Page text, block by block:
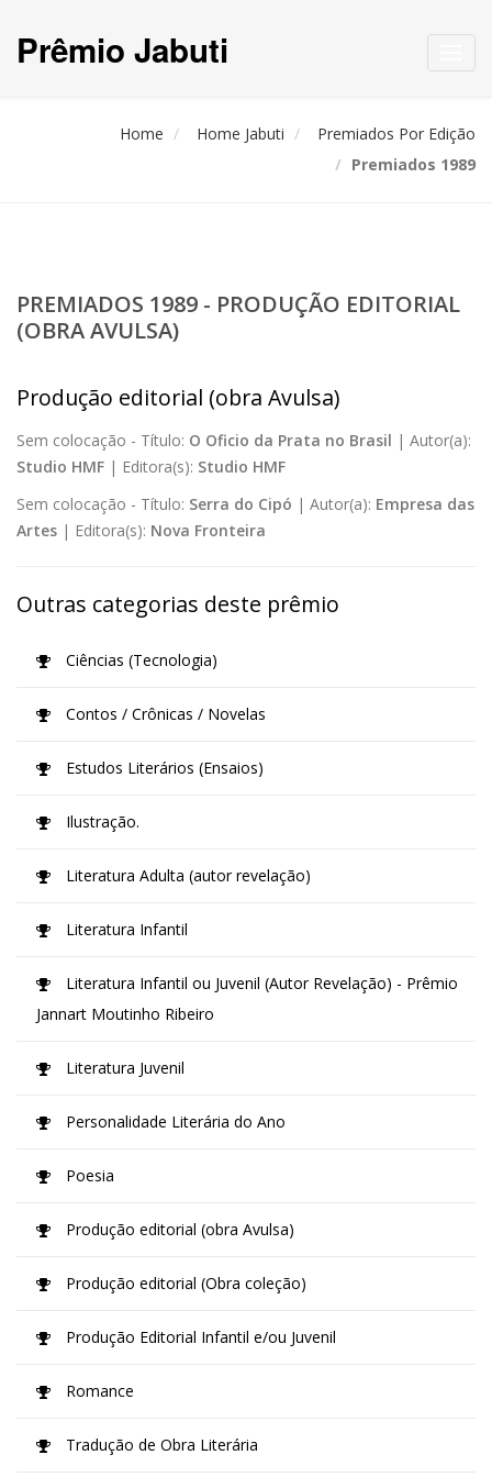
Prêmio Jabuti
Home Home Jabuti
Premiados Por Edição
Premiados 1989
PREMIADOS 1989 - PRODUÇÃO EDITORIAL
(OBRA AVULSA)
Produção editorial (obra Avulsa)
Sem colocação - Título: O Oficio da Prata no Brasil | Autor(a):
Studio HMF | Editora(s): Studio HMF
Sem colocação - Título: Serra do Cipó | Autor(a): Empresa das
Artes | Editora(s): Nova Fronteira
Outras categorias deste prêmio
Ciências (Tecnologia)
Contos / Crônicas / Novelas
Estudos Literários (Ensaios)
Ilustração.
Literatura Adulta (autor revelação)
Literatura Infantil
Literatura Infantil ou Juvenil (Autor Revelação) - Prêmio
Jannart Moutinho Ribeiro
Literatura Juvenil
Personalidade Literária do Ano
Poesia
Produção editorial (obra Avulsa)
Produção editorial (Obra coleção)
Produção Editorial Infantil e/ou Juvenil
Romance
Tradução de Obra Literária